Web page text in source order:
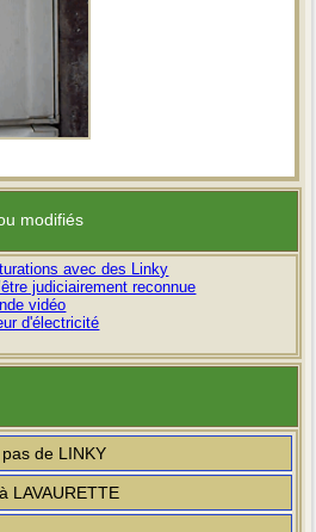
modifiés
avec des Linky
judiciairement reconnue
vidéo
d'électricité
de LINKY
LAVAURETTE